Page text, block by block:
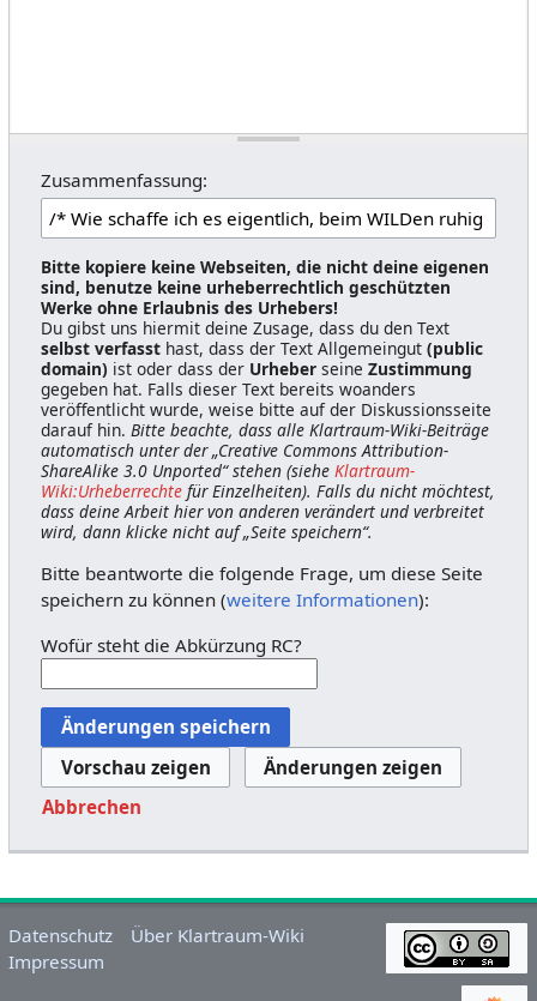
Zusammenfassung:
Bitte kopiere keine Webseiten, die nicht deine eigenen
sind, benutze keine urheberrechtlich geschützten
Werke ohne Erlaubnis des Urhebers!
Du gibst uns hiermit deine Zusage, dass du den Text
selbst verfasst hast, dass der Text Allgemeingut(public
domain) ist oder dass der Urheber seineZustimmung
gegeben hat. Falls dieser Text bereits woanders
veröffentlicht wurde, weise bitte auf der Diskussionsseite
darauf hin.Bitte beachte, dass alle Klartraum-Wiki-Beiträge
automatisch unter der „Creative Commons Attribution-
ShareAlike 3.0 Unported“ stehen (sieheKlartraum-
Wiki:Urheberrechte für Einzelheiten). Falls du nicht möchtest,
dass deine Arbeit hier von anderen verändert und verbreitet
wird, dann klicke nicht auf „Seite speichern“.
Bitte beantworte die folgende Frage, um diese Seite
speichern zu können (weitere Informationen):
Wofür steht die Abkürzung RC?
Abbrechen
Datenschutz
Über Klartraum-Wiki
Impressum